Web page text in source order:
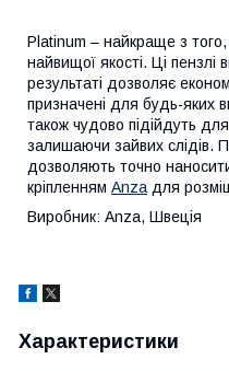
Platinum – найкраще з того,
найвищої якості. Ці
результаті дозволяє
призначені для будь-яких
також чудово підійдуть
залишаючи зайвих слідів.
дозволяють точно
кріпленням Anza для
Виробник: Anza, Швеція
Характеристики